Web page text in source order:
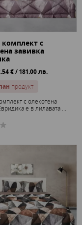
комплект с
завивка
€ / 181.00 лв.
продукт
с олекотена
е в лилавата ...